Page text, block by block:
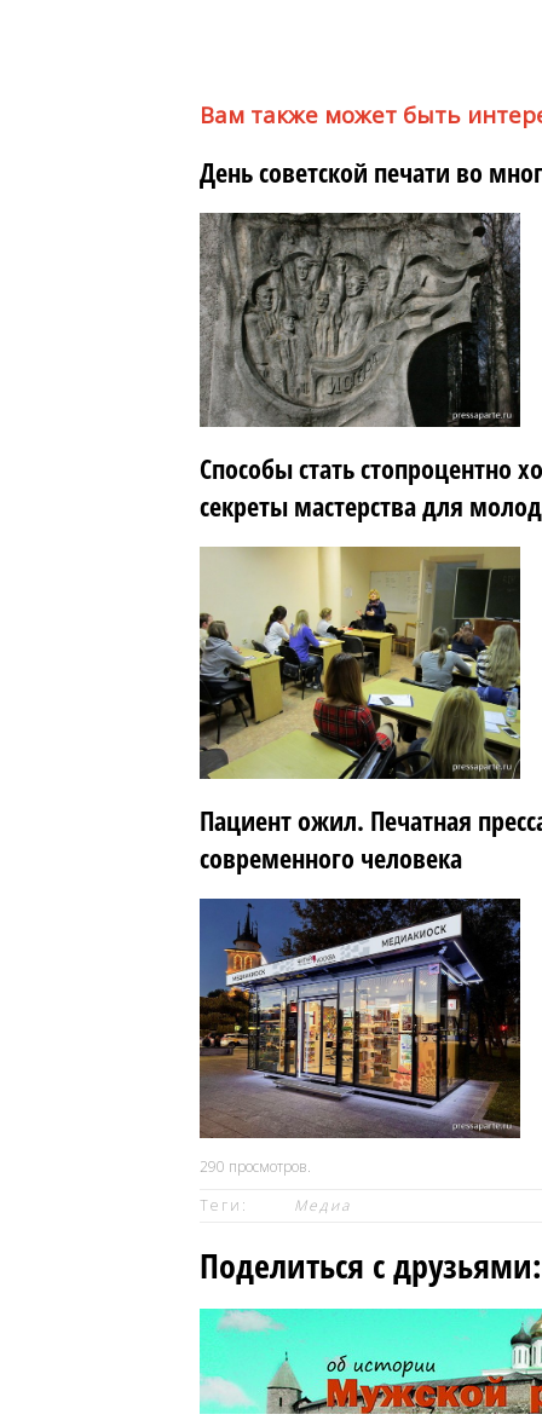
Вам также может быть
День советской печати во
Способы стать
секреты мастерства для
Пациент ожил. Печатная
современного человека
290 просмотров.
Теги:
Медиа
Поделиться с друзьями: